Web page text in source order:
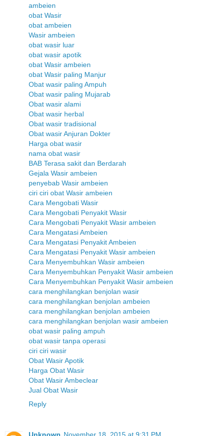
ambeien
obat Wasir
obat ambeien
Wasir ambeien
obat wasir luar
obat wasir apotik
obat Wasir ambeien
obat Wasir paling Manjur
Obat wasir paling Ampuh
Obat wasir paling Mujarab
Obat wasir alami
Obat wasir herbal
Obat wasir tradisional
Obat wasir Anjuran Dokter
Harga obat wasir
nama obat wasir
BAB Terasa sakit dan Berdarah
Gejala Wasir ambeien
penyebab Wasir ambeien
ciri ciri obat Wasir ambeien
Cara Mengobati Wasir
Cara Mengobati Penyakit Wasir
Cara Mengobati Penyakit Wasir ambeien
Cara Mengatasi Ambeien
Cara Mengatasi Penyakit Ambeien
Cara Mengatasi Penyakit Wasir ambeien
Cara Menyembuhkan Wasir ambeien
Cara Menyembuhkan Penyakit Wasir ambeien
Cara Menyembuhkan Penyakit Wasir ambeien
cara menghilangkan benjolan wasir
cara menghilangkan benjolan ambeien
cara menghilangkan benjolan ambeien
cara menghilangkan benjolan wasir ambeien
obat wasir paling ampuh
obat wasir tanpa operasi
ciri ciri wasir
Obat Wasir Apotik
Harga Obat Wasir
Obat Wasir Ambeclear
Jual Obat Wasir
Reply